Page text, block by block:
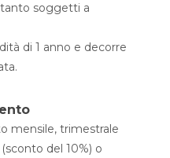
soggetti a
di 1 anno e decorre
mensile, trimestrale
del 10%) o